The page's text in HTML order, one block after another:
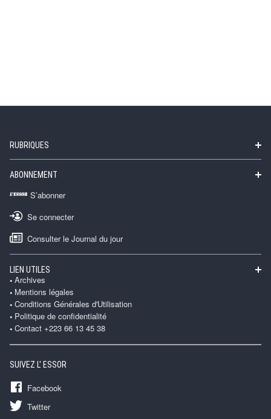
RUBRIQUES
ABONNEMENT
S’abonner
Se connecter
Consulter le Journal du jour
LIEN UTILES
Archives
Mentions légales
Conditions Générales d'Utilisation
Politique de confidentialité
Contact +223 66 13 45 38
SUIVEZ L' ESSOR
Facebook
Twitter